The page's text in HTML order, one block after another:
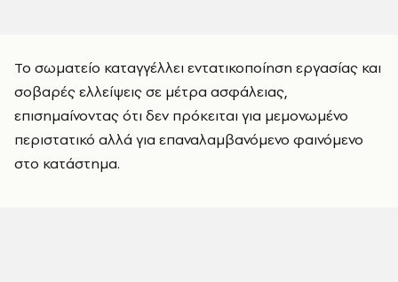
Το σωματείο καταγγέλλει εντατικοποίηση εργασίας και
σοβαρές ελλείψεις σε μέτρα ασφάλειας,
επισημαίνοντας ότι δεν πρόκειται για μεμονωμένο
περιστατικό αλλά για επαναλαμβανόμενο φαινόμενο
στο κατάστημα.